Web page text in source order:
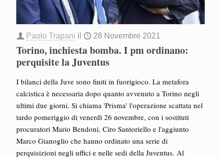
Paolo Trapani il 28 Novembre 2021
Torino, inchiesta bomba. I pm ordinano:
perquisite la Juventus
I bilanci della Juve sono finiti in fuorigioco. La metafora
calcistica è necessaria dopo quanto avvenuto a Torino negli
ultimi due giorni. Si chiama 'Prisma' l'operazione scattata nel
tardo pomeriggio di venerdì 26 novembre, con i sostituti
procuratori Mario Bendoni, Ciro Santoriello e l'aggiunto
Marco Gianoglio che hanno ordinato una serie di
perquisizioni negli uffici e nelle sedi della Juventus. Al